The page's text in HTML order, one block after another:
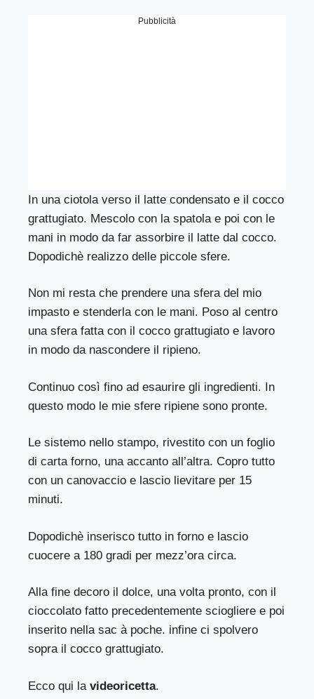
Pubblicità
In una ciotola verso il latte condensato e il cocco
grattugiato. Mescolo con la spatola e poi con le
mani in modo da far assorbire il latte dal cocco.
Dopodichè realizzo delle piccole sfere.
Non mi resta che prendere una sfera del mio
impasto e stenderla con le mani. Poso al centro
una sfera fatta con il cocco grattugiato e lavoro
in modo da nascondere il ripieno.
Continuo così fino ad esaurire gli ingredienti. In
questo modo le mie sfere ripiene sono pronte.
Le sistemo nello stampo, rivestito con un foglio
di carta forno, una accanto all’altra. Copro tutto
con un canovaccio e lascio lievitare per 15
minuti.
Dopodichè inserisco tutto in forno e lascio
cuocere a 180 gradi per mezz’ora circa.
Alla fine decoro il dolce, una volta pronto, con il
cioccolato fatto precedentemente sciogliere e poi
inserito nella sac à poche. infine ci spolvero
sopra il cocco grattugiato.
Ecco qui lavideoricetta.